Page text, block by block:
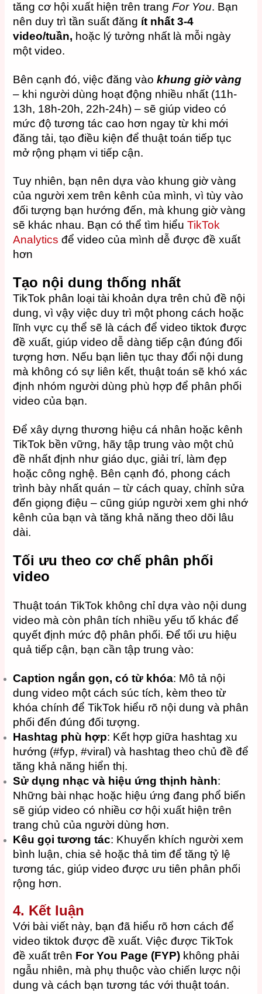
tăng cơ hội xuất hiện trên trangFor You. Bạn
nên duy trì tần suất đăng ít nhất 3-4
video/tuần, hoặc lý tưởng nhất là mỗi ngày
một video.
Bên cạnh đó, việc đăng vàokhung giờ vàng
– khi người dùng hoạt động nhiều nhất (11h-
13h, 18h-20h, 22h-24h) – sẽ giúp video có
mức độ tương tác cao hơn ngay từ khi mới
đăng tải, tạo điều kiện để thuật toán tiếp tục
mở rộng phạm vi tiếp cận.
Tuy nhiên, bạn nên dựa vào khung giờ vàng
của người xem trên kênh của mình, vì tùy vào
đối tượng bạn hướng đến, mà khung giờ vàng
sẽ khác nhau. Bạn có thể tìm hiểuTikTok
Analytics để video của mình dễ được đề xuất
hơn
Tạo nội dung thống nhất
TikTok phân loại tài khoản dựa trên chủ đề nội
dung, vì vậy việc duy trì một phong cách hoặc
lĩnh vực cụ thể sẽ là cách để video tiktok được
đề xuất, giúp video dễ dàng tiếp cận đúng đối
tượng hơn. Nếu bạn liên tục thay đổi nội dung
mà không có sự liên kết, thuật toán sẽ khó xác
định nhóm người dùng phù hợp để phân phối
video của bạn.
Để xây dựng thương hiệu cá nhân hoặc kênh
TikTok bền vững, hãy tập trung vào một chủ
đề nhất định như giáo dục, giải trí, làm đẹp
hoặc công nghệ. Bên cạnh đó, phong cách
trình bày nhất quán – từ cách quay, chỉnh sửa
đến giọng điệu – cũng giúp người xem ghi nhớ
kênh của bạn và tăng khả năng theo dõi lâu
dài.
Tối ưu theo cơ chế phân phối
video
Thuật toán TikTok không chỉ dựa vào nội dung
video mà còn phân tích nhiều yếu tố khác để
quyết định mức độ phân phối. Để tối ưu hiệu
quả tiếp cận, bạn cần tập trung vào:
Caption ngắn gọn, có từ khóa: Mô tả nội
dung video một cách súc tích, kèm theo từ
khóa chính để TikTok hiểu rõ nội dung và phân
phối đến đúng đối tượng.
Hashtag phù hợp: Kết hợp giữa hashtag xu
hướng (#fyp, #viral) và hashtag theo chủ đề để
tăng khả năng hiển thị.
Sử dụng nhạc và hiệu ứng thịnh hành:
Những bài nhạc hoặc hiệu ứng đang phổ biến
sẽ giúp video có nhiều cơ hội xuất hiện trên
trang chủ của người dùng hơn.
Kêu gọi tương tác: Khuyến khích người xem
bình luận, chia sẻ hoặc thả tim để tăng tỷ lệ
tương tác, giúp video được ưu tiên phân phối
rộng hơn.
4. Kết luận
Với bài viết này, bạn đã hiểu rõ hơn cách để
video tiktok được đề xuất. Việc được TikTok
đề xuất trên For You Page (FYP) không phải
ngẫu nhiên, mà phụ thuộc vào chiến lược nội
dung và cách bạn tương tác với thuật toán.